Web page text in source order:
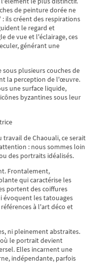
de peinture dorée ne
ils créent des respirations
le regard et
de vue et l'éclairage, ces
générant une
plusieurs couches de
la perception de l'œuvre.
une surface liquide,
byzantines sous leur
de Chaouali, ce serait
: nous sommes loin
des portraits idéalisés.
Frontalement,
qui caractérise les
portent des coiffures
évoquent les tatouages
à l'art déco et
ni pleinement abstraites.
le portrait devient
Elles incarnent une
indépendante, parfois